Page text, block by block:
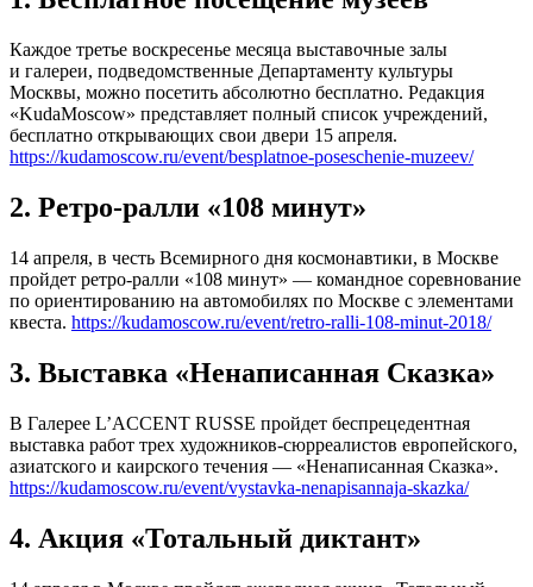
Каждое третье воскресенье месяца выставочные залы
и галереи, подведомственные Департаменту культуры
Москвы, можно посетить абсолютно бесплатно. Редакция
«KudaMoscow» представляет полный список учреждений,
бесплатно открывающих свои двери 15 апреля.
https://kudamoscow.ru/event/besplatnoe-poseschenie-muzeev/
2. Ретро-ралли «108 минут»
14 апреля, в честь Всемирного дня космонавтики, в Москве
пройдет ретро-ралли «108 минут» — командное соревнование
по ориентированию на автомобилях по Москве с элементами
квеста. https://kudamoscow.ru/event/retro-ralli-108-minut-2018/
3. Выставка «Ненаписанная Сказка»
В Галерее L’ACCENT RUSSE пройдет беспрецедентная
выставка работ трех художников-сюрреалистов европейского,
азиатского и каирского течения — «Ненаписанная Сказка».
https://kudamoscow.ru/event/vystavka-nenapisannaja-skazka/
4. Акция «Тотальный диктант»